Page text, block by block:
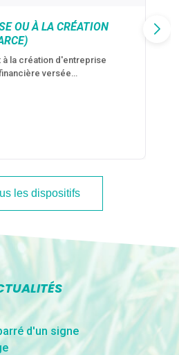
OU À LA CRÉATION
à la création d'entreprise
versée…
les dispositifs